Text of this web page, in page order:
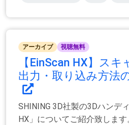
アーカイブ 視聴無料
【EinScan HX】ス
出力・取り込み方法
SHINING 3D社製の3Dハンデ
HX」についてご紹介致しま